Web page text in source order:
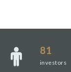
81
investors